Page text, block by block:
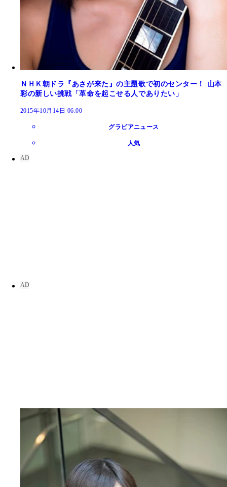
ＮＨＫ朝ドラ『あさが来た』の主題歌で初のセンター！ 山本
彩の新しい挑戦「革命を起こせる人でありたい」
2015年10月14日 06:00
グラビアニュース
人気